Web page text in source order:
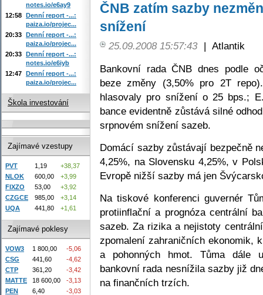
ČNB zatím sazby
snížení
25.09.2008 15:57:43 | Atlantik
Bankovní rada ČNB dnes podle
beze změny (3,50% pro 2T
hlasovaly pro snížení o 25 bps.;
bance evidentně zůstává silné
srpnovém snížení sazeb.
Domácí sazby zůstávají bezpečně
4,25%, na Slovensku 4,25%, v
Evropě nižší sazby má jen
Na tiskové konferenci guvernér
protiinflační a prognóza centrální
sazeb. Za rizika a nejistoty
zpomalení zahraničních ekonomik,
a pohonných hmot. Tůma dále
bankovní rada nesnížila sazby již
na finančních trzích.
notes.io/e6ay9
12:58 Denní report -...:
paiza.io/projec...
20:33 Denní report -...:
paiza.io/projec...
20:33 Denní report -...:
notes.io/e6iyb
12:47 Denní report -...:
paiza.io/projec...
Škola investování
Zajímavé vzestupy
PVT 1,19
+38,37
NLOK
600,00
+3,99
FIXZO
53,00
+3,92
CZGCE
985,00
+3,14
UQA
441,80 +1,61
Zajímavé poklesy
VOW3 1 800,00
-5,06
CSG
441,60
-4,62
CTP
361,20
-3,42
MATTE
18 600,00
-3,13
PEN
6,40 -3,03